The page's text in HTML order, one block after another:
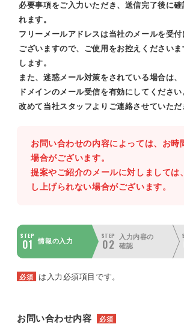
必要事項をご入力いただき、送信完了後に確
れます。
フリーメールアドレスは当社のメールを受
ございますので、ご使用をお控えください
します。
また、迷惑メール対策をされている場合は、
ドメインのメール受信を有効にしてください
改めて当社スタッフよりご連絡させていただ
お問い合わせの内容によっては、お時
場合がございます。
提案やご紹介のメールに対しましては
し上げられない場合がございます。
STEP
01 情報の入力
STEP
02
入力内容の
確認
必須 は入力必須項目です。
お問い合わせ内容 必須